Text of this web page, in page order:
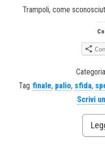
Trampoli, come
Tag finale, palio, sfida,
Scrivi